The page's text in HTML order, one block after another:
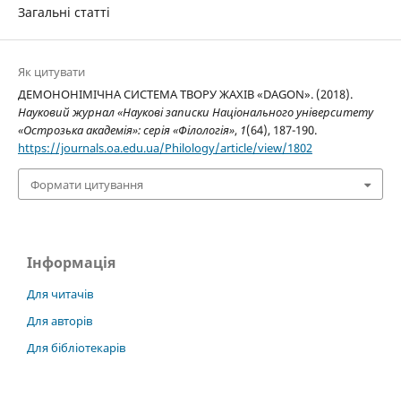
Загальні статті
Як цитувати
ДЕМОНОНІМІЧНА СИСТЕМА ТВОРУ ЖАХІВ «DAGON». (2018).
Науковий журнал «Наукові записки Національного університету
«Острозька академія»: серія «Філологія», 1(64), 187-190.
https://journals.oa.edu.ua/Philology/article/view/1802
Формати цитування
Інформація
Для читачів
Для авторів
Для бібліотекарів